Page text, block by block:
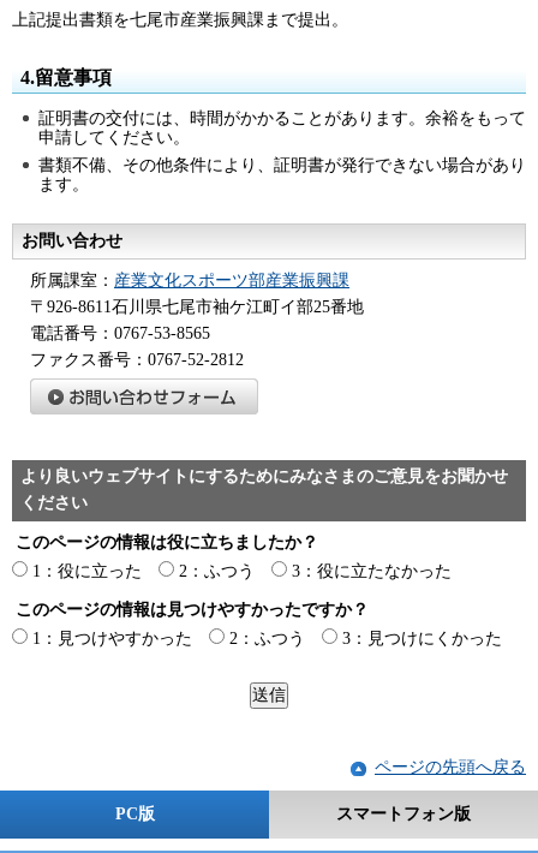
上記提出書類を七尾市産業振興課まで提出。
4.留意事項
証明書の交付には、時間がかかることがあります。余裕をもって
申請してください。
書類不備、その他条件により、証明書が発行できない場合があり
ます。
お問い合わせ
所属課室： 産業文化スポーツ部産業振興課
〒926-8611石川県七尾市袖ケ江町イ部25番地
電話番号：0767-53-8565
ファクス番号：0767-52-2812
より良いウェブサイトにするためにみなさまのご意見をお聞かせ
ください
このページの情報は役に立ちましたか？
1：役に立った
2：ふつう 3：役に立たなかった
このページの情報は見つけやすかったですか？
1：見つけやすかった
2：ふつう 3：見つけにくかった
ページの先頭へ戻る
PC版 スマートフォン版